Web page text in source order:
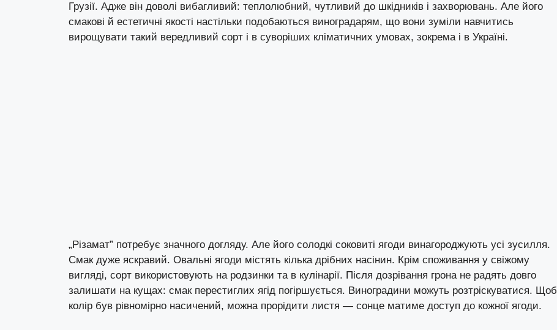
Грузії. Адже він доволі вибагливий: теплолюбний, чутливий до шкідників і захворювань. Але його
смакові й естетичні якості настільки подобаються виноградарям, що вони зуміли навчитись
вирощувати такий вередливий сорт і в суворіших кліматичних умовах, зокрема і в Україні.
„Різамат” потребує значного догляду. Але його солодкі соковиті ягоди винагороджують усі зусилля.
Смак дуже яскравий. Овальні ягоди містять кілька дрібних насінин. Крім споживання у свіжому
вигляді, сорт використовують на родзинки та в кулінарії. Після дозрівання грона не радять довго
залишати на кущах: смак перестиглих ягід погіршується. Виноградини можуть розтріскуватися. Щоб
колір був рівномірно насичений, можна прорідити листя — сонце матиме доступ до кожної ягоди.